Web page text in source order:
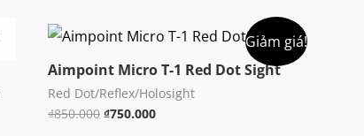
Giảm giá!
Aimpoint Micro T-1 Red Dot Sight
Red Dot/Reflex/Holosight
₫850.000 Giá
₫750.000Giá